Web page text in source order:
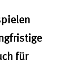
für